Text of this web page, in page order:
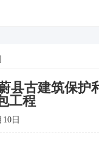
县古建筑保护
工程
日